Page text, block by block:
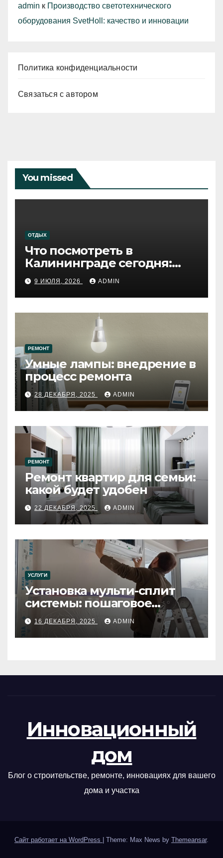
admin к Производство светотехнического
оборудования SvetHoll: качество и инновации
Политика конфиденциальности
Связаться с автором
You missed
ОТДЫХ
Что посмотреть в
Калининграде сегодня:
путеводитель по самому
западному городу России
9 ИЮЛЯ, 2026 ADMIN
РЕМОНТ
Умные лампы: внедрение в
процесс ремонта
28 ДЕКАБРЯ, 2025 ADMIN
РЕМОНТ
Ремонт квартир для семьи:
какой будет удобен
22 ДЕКАБРЯ, 2025 ADMIN
УСЛУГИ
Установка мульти-сплит
системы: пошаговое
руководство
16 ДЕКАБРЯ, 2025 ADMIN
Инновационный
дом
Блог о строительстве, ремонте, инновациях для вашего
дома и участка
Сайт работает на WordPress Theme: Max News by Themeansar.